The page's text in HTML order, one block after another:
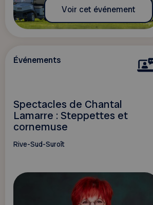
Voir cet événement
Événements
Spectacles de Chantal
Lamarre : Steppettes et
cornemuse
Rive-Sud-Suroît